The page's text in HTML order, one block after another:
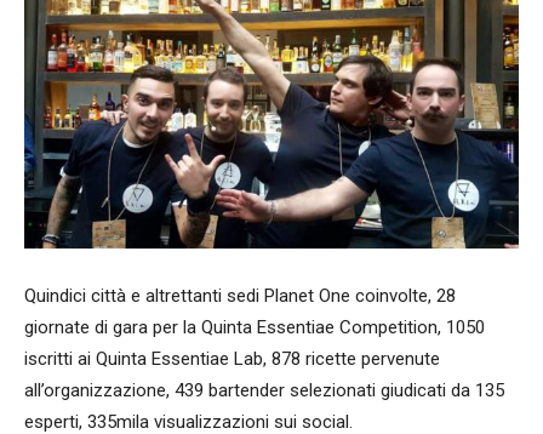
Quindici città e altrettanti sedi Planet One coinvolte, 28
giornate di gara per la Quinta Essentiae Competition, 1050
iscritti ai Quinta Essentiae Lab, 878 ricette pervenute
all’organizzazione, 439 bartender selezionati giudicati da 135
esperti, 335mila visualizzazioni sui social.